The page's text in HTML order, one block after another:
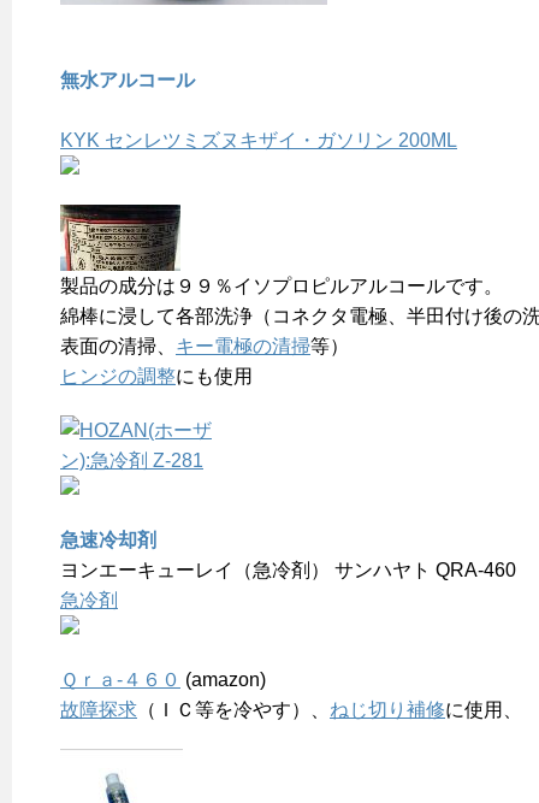
無水アルコール
KYK センレツミズヌキザイ・ガソリン 200ML
製品の成分は９９％イソプロピルアルコールです。
綿棒に浸して各部洗浄（コネクタ電極、半田付け後の
表面の清掃、 キー電極の清掃等）
ヒンジの調整にも使用
急速冷却剤
ヨンエーキューレイ（急冷剤） サンハヤト QRA-460
急冷剤
Ｑｒａ-４６０ (amazon)
故障探求 （ＩＣ等を冷やす）、 ねじ切り補修に使用、